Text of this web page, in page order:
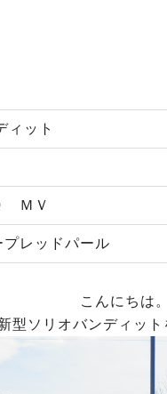
ィット
ＭＶ
プレッドパール
こんにちは。
型ソリオバンディット